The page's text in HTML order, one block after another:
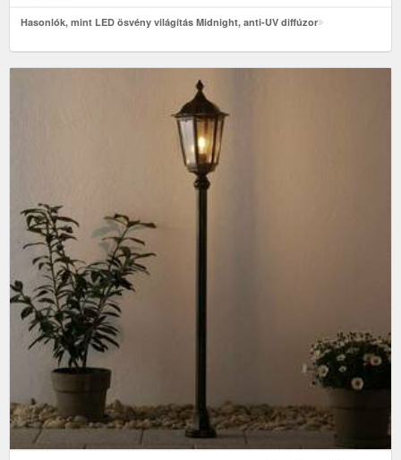
Hasonlók, mint LED ösvény világítás Midnight, anti-UV diffúzor